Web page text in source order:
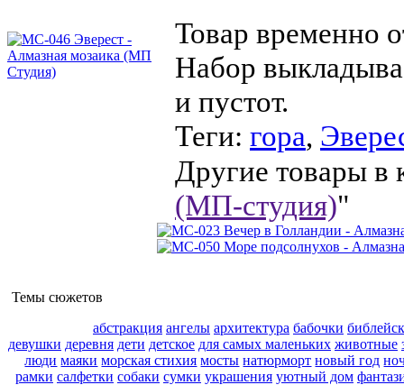
Товар временно
Набор
и пустот.
Теги: гора,
Другие товары в
(МП-студия)"
Темы сюжетов
абстракция ангелы архитектура бабочки
девушки деревня дети детское для самых маленьких животные
люди маяки морская стихия мосты натюрморт новый год
рамки салфетки собаки сумки украшения уютный дом